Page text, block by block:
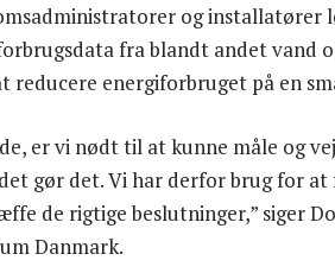
og installatører
fra blandt andet vand
reducere energiforbruget på en
er vi nødt til at kunne måle og
gør det. Vi har derfor brug for
de rigtige beslutninger,” siger
Danmark.